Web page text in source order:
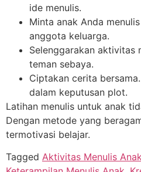
ide menulis.
Minta anak Anda
anggota keluarga.
Selenggarakan aktivitas
teman sebaya.
Ciptakan cerita
dalam keputusan plot.
Latihan menulis untuk anak
Dengan metode yang
termotivasi belajar.
Tagged Aktivitas Menulis Anak